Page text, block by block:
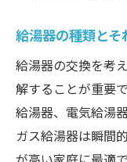
専門家か
設置後の
セルフ交
取り付け
給湯器交換
給湯器の種類と
給湯器の交換を考
解することが重要
給湯器、電気給湯
ガス給湯器は瞬間